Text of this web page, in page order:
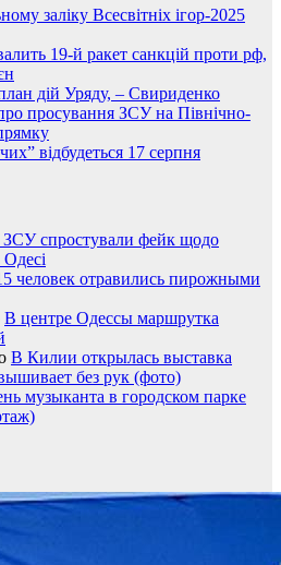
заліку Всесвітніх ігор-2025
19-й ракет санкцій проти рф,
дій Уряду, – Свириденко
просування ЗСУ на Північно-
відбудеться 17 серпня
спростували фейк щодо
человек отравились пирожными
В центре Одессы маршрутка
В Килии открылась выставка
без рук (фото)
музыканта в городском парке